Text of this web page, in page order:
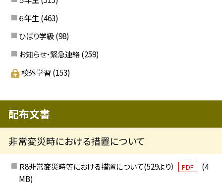
６年生 (463)
ひばり学級 (98)
お知らせ・緊急連絡 (259)
校外学習 (153)
配布文書
非常変災時における措置について
Ｒ8非常変災時等における措置について(529より） PDF
(4
MB)